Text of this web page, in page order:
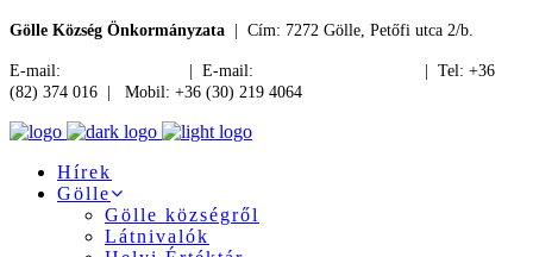
Gölle Község Önkormányzata | Cím: 7272 Gölle, Petőfi utca 2/b.
E-mail: | E-mail:
| Tel: +36
(82) 374 016 | Mobil: +36 (30) 219 4064
Hírek
Gölle
Gölle községről
Látnivalók